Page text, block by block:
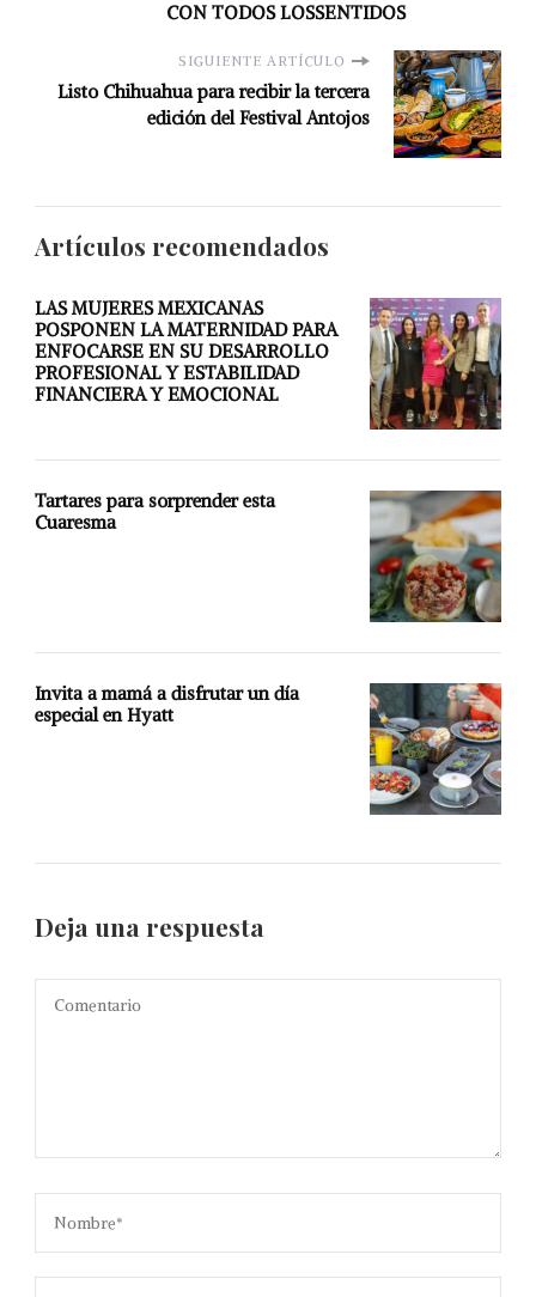
CON TODOS LOSSENTIDOS
SIGUIENTE ARTÍCULO
Listo Chihuahua para recibir la tercera
edición del Festival Antojos
Artículos recomendados
LAS MUJERES MEXICANAS
POSPONEN LA MATERNIDAD PARA
ENFOCARSE EN SU DESARROLLO
PROFESIONAL Y ESTABILIDAD
FINANCIERA Y EMOCIONAL
Tartares para sorprender esta
Cuaresma
Invita a mamá a disfrutar un día
especial en Hyatt
Deja una respuesta